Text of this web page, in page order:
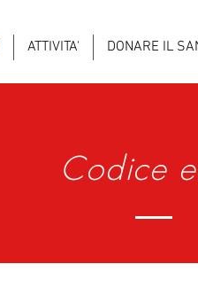
ATTIVITA' DONARE IL
Codice